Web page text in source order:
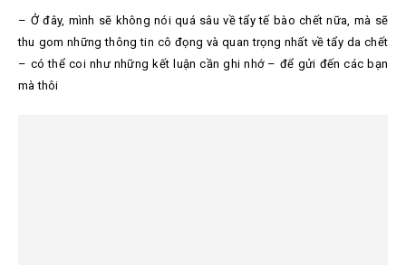
– Ở đây, mình sẽ không nói quá sâu về tẩy tế bào chết nữa, mà sẽ
thu gom những thông tin cô đọng và quan trọng nhất về tẩy da chết
– có thể coi như những kết luận cần ghi nhớ – để gửi đến các bạn
mà thôi